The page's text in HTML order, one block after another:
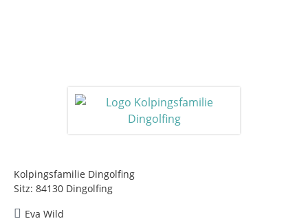
Kolpingsfamilie Dingolfing
Sitz: 84130 Dingolfing
Eva Wild